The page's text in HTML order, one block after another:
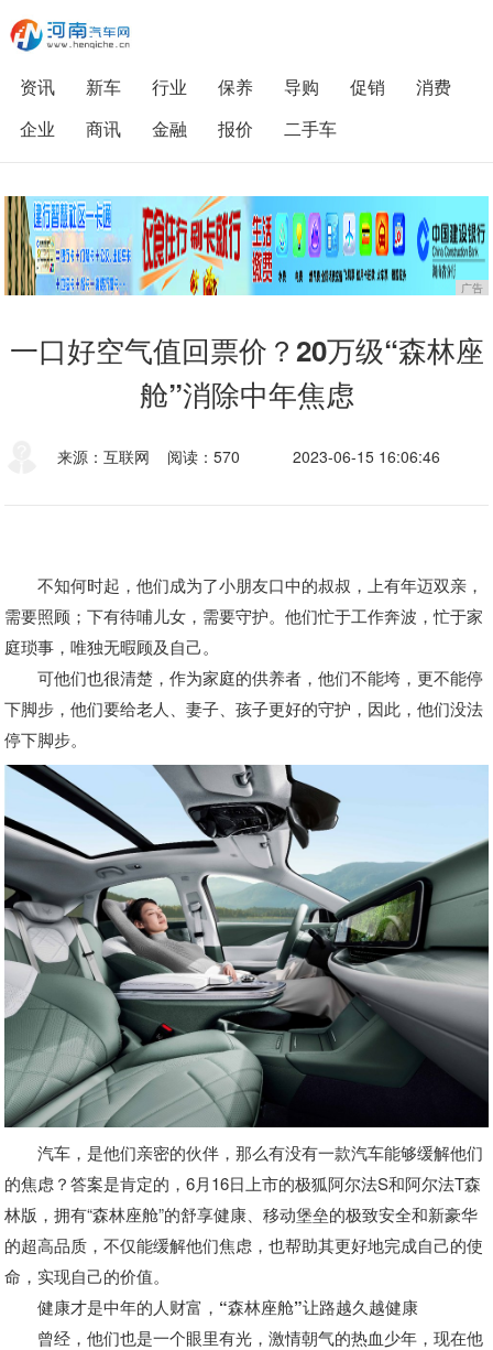
资讯 新车 行业 保养 导购 促销
消费
企业
商讯 金融 报价 二手车
广告
一口好空气值回票价？20万级“森林座
舱”消除中年焦虑
来源：互联网 阅读：570 2023-06-15 16:06:46
不知何时起，他们成为了小朋友口中的叔叔，上有年迈双亲，
需要照顾；下有待哺儿女，需要守护。他们忙于工作奔波，忙于家
庭琐事，唯独无暇顾及自己。
可他们也很清楚，作为家庭的供养者，他们不能垮，更不能停
下脚步，他们要给老人、妻子、孩子更好的守护，因此，他们没法
停下脚步。
汽车，是他们亲密的伙伴，那么有没有一款汽车能够缓解他们
的焦虑？答案是肯定的，6月16日上市的极狐阿尔法S和阿尔法T森
林版，拥有“森林座舱”的舒享健康、移动堡垒的极致安全和新豪华
的超高品质，不仅能缓解他们焦虑，也帮助其更好地完成自己的使
命，实现自己的价值。
健康才是中年的人财富，“森林座舱”让路越久越健康
曾经，他们也是一个眼里有光，激情朝气的热血少年，现在他